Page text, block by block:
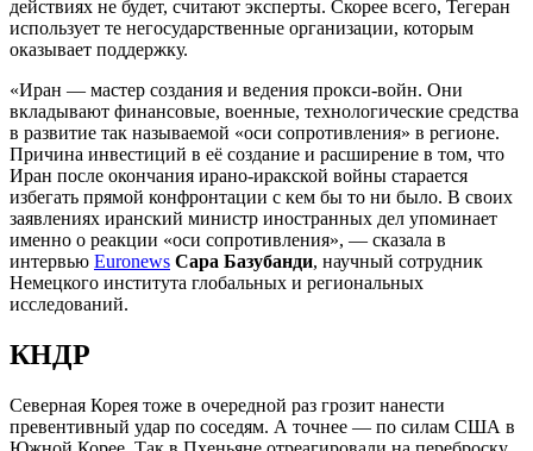
действиях не будет, считают эксперты. Скорее всего, Тегеран
использует те негосударственные организации, которым
оказывает поддержку.
«Иран — мастер создания и ведения прокси-войн. Они
вкладывают финансовые, военные, технологические средства
в развитие так называемой «оси сопротивления» в регионе.
Причина инвестиций в её создание и расширение в том, что
Иран после окончания ирано-иракской войны старается
избегать прямой конфронтации с кем бы то ни было. В своих
заявлениях иранский министр иностранных дел упоминает
именно о реакции «оси сопротивления», — сказала в
интервью Euronews Сара Базубанди, научный сотрудник
Немецкого института глобальных и региональных
исследований.
КНДР
Северная Корея тоже в очередной раз грозит нанести
превентивный удар по соседям. А точнее — по силам США в